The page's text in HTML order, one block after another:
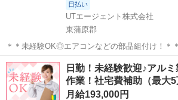
日払い
UTエージェント株式会社
東蒲原郡
＊＊未経験OK◎エアコンなどの部品組付け！＊＊ ☆地元大手メーカ
ーでのオシゴト！ エアコンやファンヒーターな
お任せします。 ＜具体的には…＞ ◆部品組付け ◆ハーネス結合（配
線） ◆製品組立て 覚え...
新潟 東蒲原郡 工場
日勤！未経験歓迎♪アル
作業！社宅費補助（最大
月給193,000円